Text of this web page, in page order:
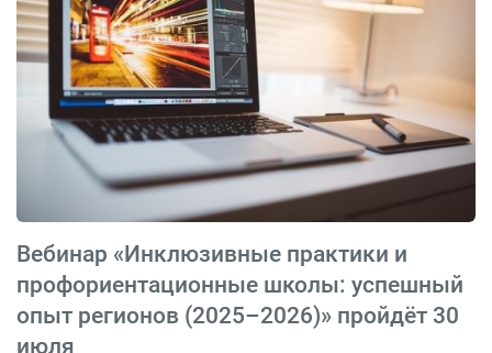
Вебинар «Инклюзивные практики и
профориентационные школы: успешный
опыт регионов (2025–2026)» пройдёт 30
июля